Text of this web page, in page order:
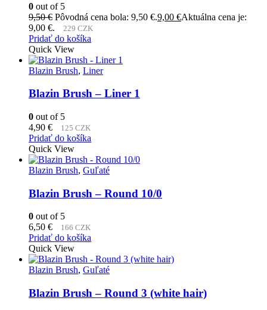
0 out of 5
9,50€ Pôvodná cena bola: 9,50 €.9,00 €Aktuálna cena je:
9,00 €.
229 CZK
Pridať do košíka
Quick View
Blazin Brush, Liner
Blazin Brush – Liner 1
0 out of 5
4,90 € 125 CZK
Pridať do košíka
Quick View
Blazin Brush, Guľaté
Blazin Brush – Round 10/0
0 out of 5
6,50 € 166 CZK
Pridať do košíka
Quick View
Blazin Brush, Guľaté
Blazin Brush – Round 3 (white hair)